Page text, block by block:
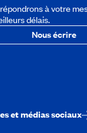
à votre
délais.
Nous écrire
et médias sociaux